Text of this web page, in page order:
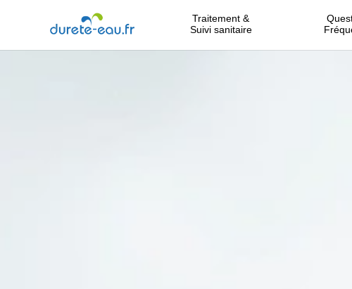
Traitement &
Suivi sanitaire